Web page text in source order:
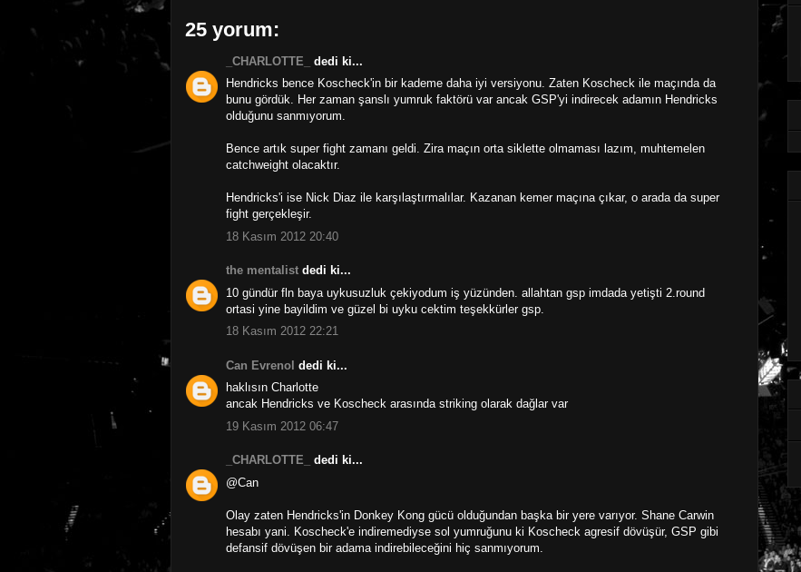
25 yorum:
_CHARLOTTE_
dedi ki...
Hendricks bence Koscheck'in bir kademe daha iyi versiyonu. Zaten Koscheck ile maçında da
bunu gördük. Her zaman şanslı yumruk faktörü var ancak GSP'yi indirecek adamın Hendricks
olduğunu sanmıyorum.
Bence artık super fight zamanı geldi. Zira maçın orta siklette olmaması lazım, muhtemelen
catchweight olacaktır.
Hendricks'i ise Nick Diaz ile karşılaştırmalılar. Kazanan kemer maçına çıkar, o arada da super
fight gerçekleşir.
18 Kasım 2012 20:40
the mentalist dedi ki...
10 gündür fln baya uykusuzluk çekiyodum iş yüzünden. allahtan gsp imdada yetişti 2.round
ortasi yine bayildim ve güzel bi uyku cektim teşekkürler gsp.
18 Kasım 2012 22:21
Can Evrenol dedi ki...
haklısın Charlotte
ancak Hendricks ve Koscheck arasında striking olarak dağlar var
19 Kasım 2012 06:47
_CHARLOTTE_
dedi ki...
@Can
Olay zaten Hendricks'in Donkey Kong gücü olduğundan başka bir yere varıyor. Shane Carwin
hesabı yani. Koscheck'e indiremediyse sol yumruğunu ki Koscheck agresif dövüşür, GSP gibi
defansif dövüşen bir adama indirebileceğini hiç sanmıyorum.